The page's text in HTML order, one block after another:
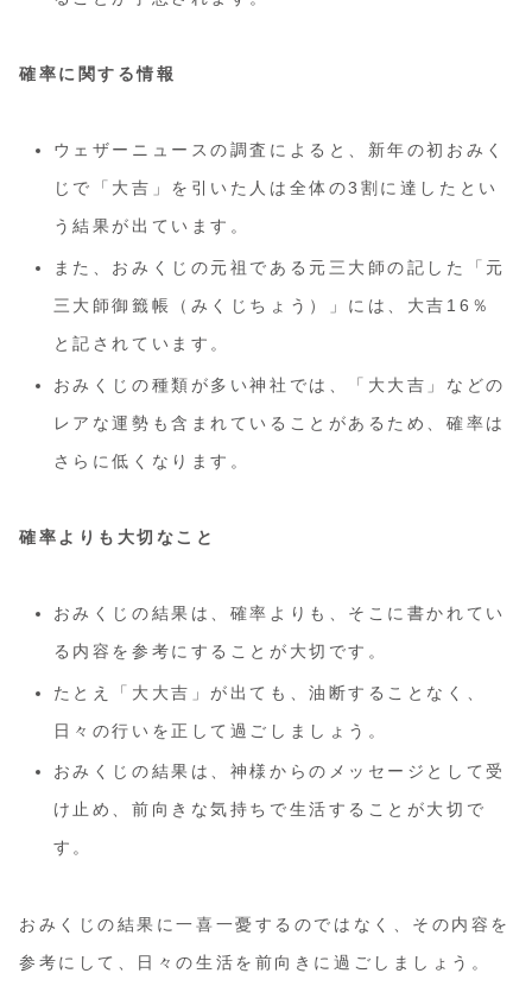
確率に関する情報
ウェザーニュースの調査によると、新年の初おみく
じで「大吉」を引いた人は全体の3割に達したとい
う結果が出ています。
また、おみくじの元祖である元三大師の記した「元
三大師御籤帳（みくじちょう）」には、大吉16％
と記されています。
おみくじの種類が多い神社では、「大大吉」などの
レアな運勢も含まれていることがあるため、確率は
さらに低くなります。
確率よりも大切なこと
おみくじの結果は、確率よりも、そこに書かれてい
る内容を参考にすることが大切です。
たとえ「大大吉」が出ても、油断することなく、
日々の行いを正して過ごしましょう。
おみくじの結果は、神様からのメッセージとして受
け止め、前向きな気持ちで生活することが大切で
す。
おみくじの結果に一喜一憂するのではなく、その内容を
参考にして、日々の生活を前向きに過ごしましょう。